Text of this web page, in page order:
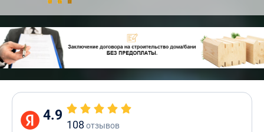
4.9
108 отзывов